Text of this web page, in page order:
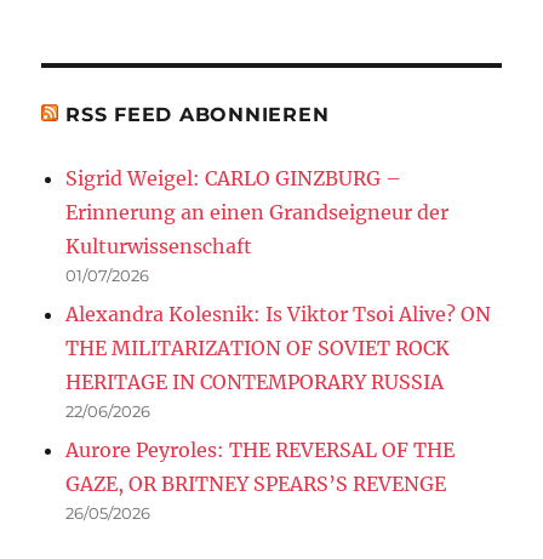
RSS FEED ABONNIEREN
Sigrid Weigel: CARLO GINZBURG –
Erinnerung an einen Grandseigneur der
Kulturwissenschaft
01/07/2026
Alexandra Kolesnik: Is Viktor Tsoi Alive? ON
THE MILITARIZATION OF SOVIET ROCK
HERITAGE IN CONTEMPORARY RUSSIA
22/06/2026
Aurore Peyroles: THE REVERSAL OF THE
GAZE, OR BRITNEY SPEARS’S REVENGE
26/05/2026